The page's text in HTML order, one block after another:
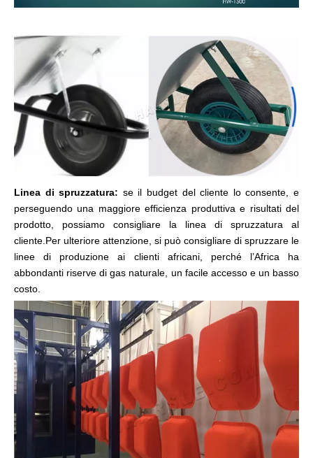
Linea di spruzzatura: se il budget del cliente lo consente, e
perseguendo una maggiore efficienza produttiva e risultati del
prodotto, possiamo consigliare la linea di spruzzatura al
cliente.Per ulteriore attenzione, si può consigliare di spruzzare le
linee di produzione ai clienti africani, perché l’Africa ha
abbondanti riserve di gas naturale, un facile accesso e un basso
costo.